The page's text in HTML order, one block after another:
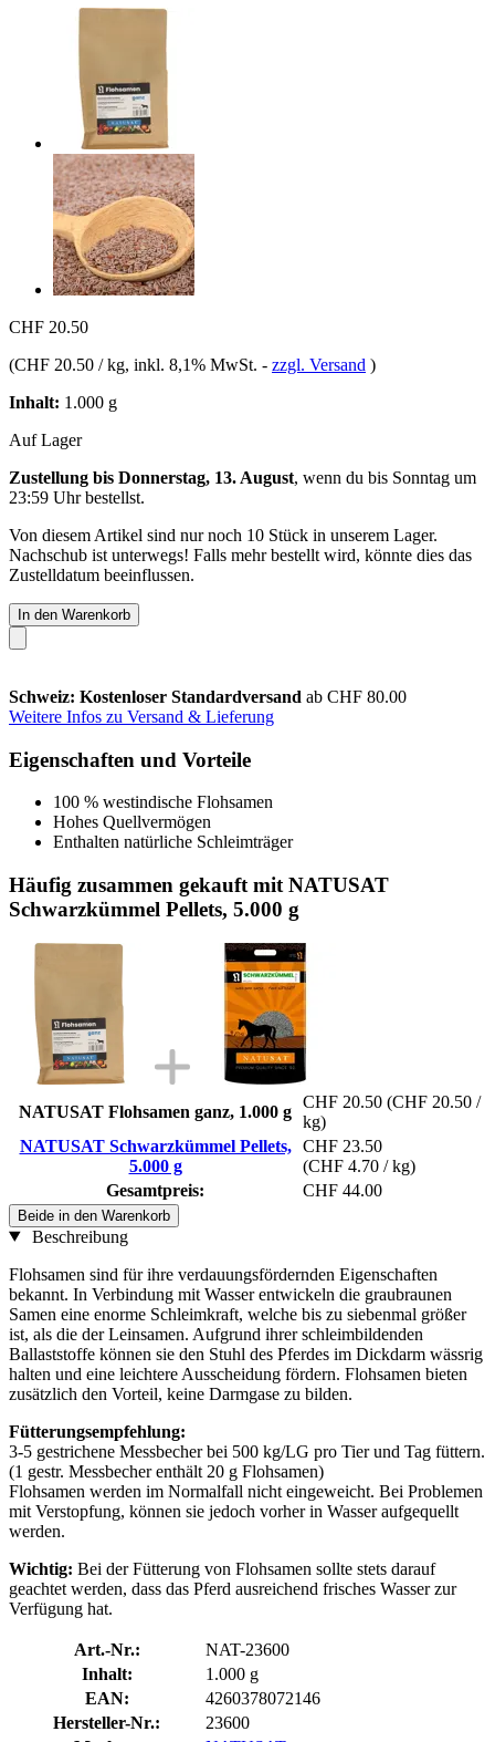
CHF 20.50
(CHF 20.50 / kg, inkl. 8,1% MwSt. - zzgl. Versand )
Inhalt: 1.000 g
Auf Lager
Zustellung bis Donnerstag, 13. August, wenn du bis Sonntag um
23:59 Uhrbestellst.
Von diesem Artikel sind nur noch 10 Stück in unserem Lager.
Nachschub ist unterwegs! Falls mehr bestellt wird, könnte dies das
Zustelldatum beeinflussen.
In den Warenkorb
Schweiz: Kostenloser Standardversand ab CHF 80.00
Weitere Infos zu Versand & Lieferung
Eigenschaften und Vorteile
100 % westindische Flohsamen
Hohes Quellvermögen
Enthalten natürliche Schleimträger
Häufig zusammen gekauft mit NATUSAT
Schwarzkümmel Pellets, 5.000 g
NATUSAT Flohsamen ganz, 1.000 g
CHF 20.50 (CHF 20.50 /
kg)
NATUSAT Schwarzkümmel Pellets,
5.000 g
CHF 23.50
(CHF 4.70 / kg)
Gesamtpreis:
CHF 44.00
Beide in den Warenkorb
Beschreibung
Flohsamen sind für ihre verdauungsfördernden Eigenschaften
bekannt. In Verbindung mit Wasser entwickeln die graubraunen
Samen eine enorme Schleimkraft, welche bis zu siebenmal größer
ist, als die der Leinsamen. Aufgrund ihrer schleimbildenden
Ballaststoffe können sie den Stuhl des Pferdes im Dickdarm wässrig
halten und eine leichtere Ausscheidung fördern. Flohsamen bieten
zusätzlich den Vorteil, keine Darmgase zu bilden.
Fütterungsempfehlung:
3-5 gestrichene Messbecher bei 500 kg/LG pro Tier und Tag füttern.
(1 gestr. Messbecher enthält 20 g Flohsamen)
Flohsamen werden im Normalfall nicht eingeweicht. Bei Problemen
mit Verstopfung, können sie jedoch vorher in Wasser aufgequellt
werden.
Wichtig: Bei der Fütterung von Flohsamen sollte stets darauf
geachtet werden, dass das Pferd ausreichend frisches Wasser zur
Verfügung hat.
Art.-Nr.:
NAT-23600
Inhalt:
1.000 g
EAN:
4260378072146
Hersteller-Nr.:
23600